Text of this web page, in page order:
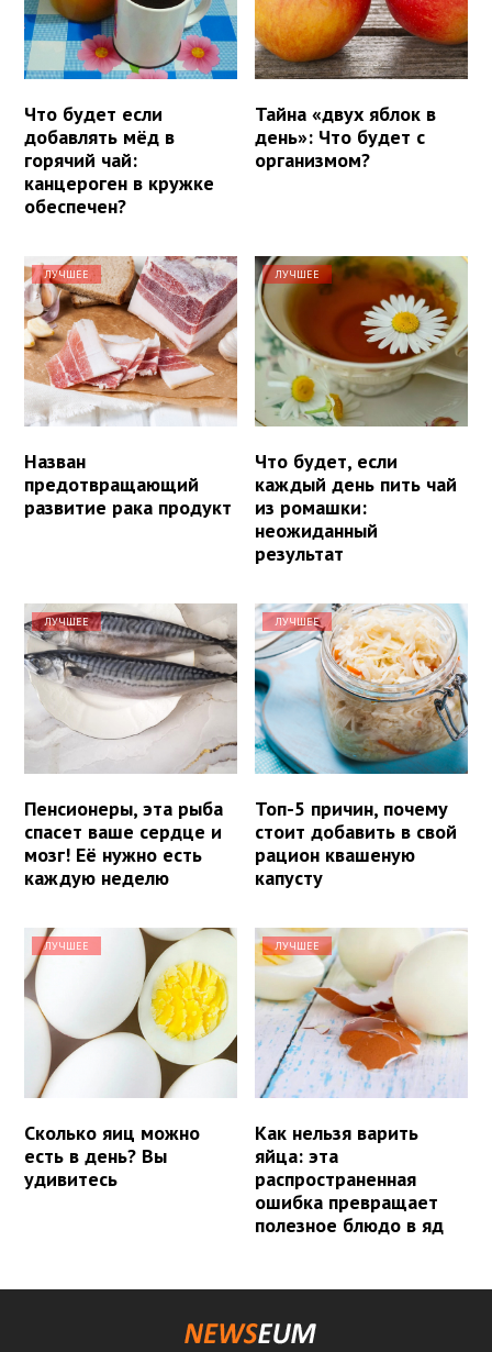
Что будет если
добавлять мёд в
горячий чай:
канцероген в кружке
обеспечен?
Тайна «двух яблок в
день»: Что будет с
организмом?
ЛУЧШЕЕ
Назван
предотвращающий
развитие рака продукт
ЛУЧШЕЕ
Что будет, если
каждый день пить чай
из ромашки:
неожиданный
результат
ЛУЧШЕЕ
Пенсионеры, эта рыба
спасет ваше сердце и
мозг! Её нужно есть
каждую неделю
ЛУЧШЕЕ
Топ-5 причин, почему
стоит добавить в свой
рацион квашеную
капусту
ЛУЧШЕЕ
Сколько яиц можно
есть в день? Вы
удивитесь
ЛУЧШЕЕ
Как нельзя варить
яйца: эта
распространенная
ошибка превращает
полезное блюдо в яд